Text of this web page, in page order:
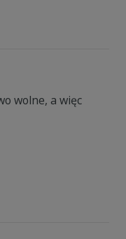
wolne, a więc